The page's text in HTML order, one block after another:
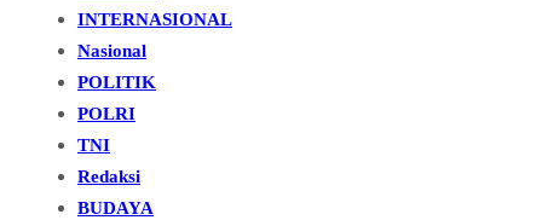
INTERNASIONAL
Nasional
POLITIK
POLRI
TNI
Redaksi
BUDAYA